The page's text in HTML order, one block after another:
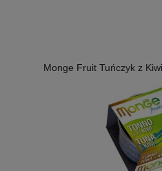
Monge Fruit Tuńczyk z